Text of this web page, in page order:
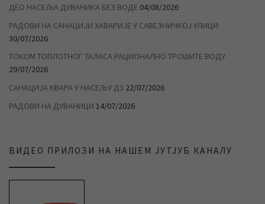
ДЕО НАСЕЉА ДУВАНИКА БЕЗ ВОДЕ 04/08/2026
РАДОВИ НА САНАЦИЈИ ХАВАРИЈЕ У САВЕЗНИЧКОЈ УЛИЦИ
30/07/2026
ТОКОМ ТОПЛОТНОГ ТАЛАСА РАЦИОНАЛНО ТРОШИТЕ ВОДУ
29/07/2026
САНАЦИЈА КВАРА У НАСЕЉУ Д3 22/07/2026
РАДОВИ НА ДУВАНИЦИ 14/07/2026
ВИДЕО ПРИЛОЗИ НА НАШЕМ ЈУТЈУБ КАНАЛУ